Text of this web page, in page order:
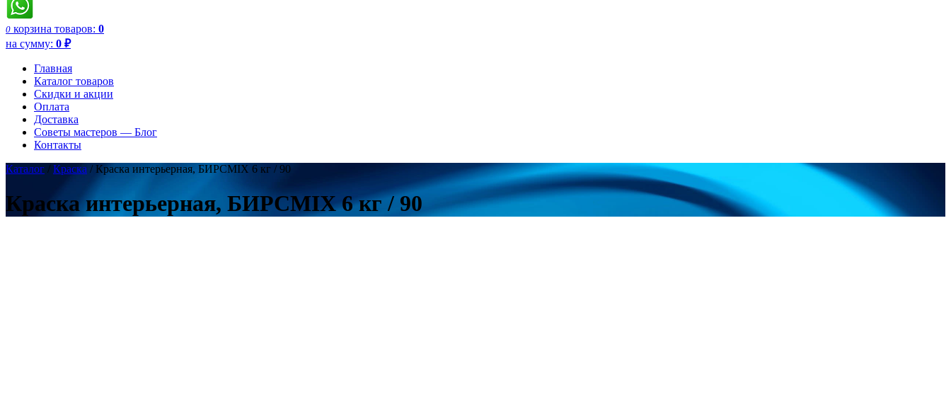
0 корзина товаров: 0
на сумму: 0 ₽
Главная
Каталог товаров
Скидки и акции
Оплата
Доставка
Советы мастеров — Блог
Контакты
Каталог / Краска / Краска интерьерная, БИРСMIX 6 кг / 90
Краска интерьерная, БИРСMIX 6 кг / 90